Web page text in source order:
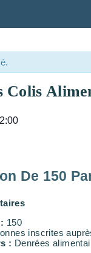
Colis
De 150
150
inscrites
: Denrées